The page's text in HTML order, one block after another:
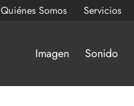
Quiénes Somos Servicios
Imagen Sonido